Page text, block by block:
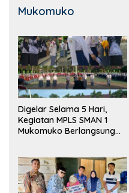
Mukomuko
Digelar Selama 5 Hari,
Kegiatan MPLS SMAN 1
Mukomuko Berlangsung